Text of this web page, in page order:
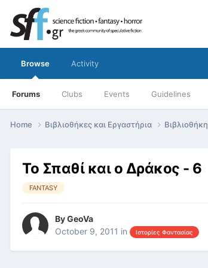
Browse
Forums Clubs Events Guidelines
Activity
Home Βιβλιοθήκες και Εργαστήρια Βιβλιοθήκη
Το Σπαθί και ο Δράκος - 6
FANTASY
ByGeoVa
October 9, 2011 in Ιστορίες Φαντασίας